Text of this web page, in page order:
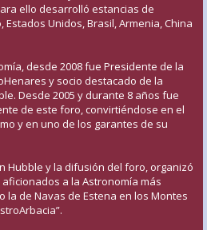
ello desarrolló estancias de
Unidos, Brasil, Armenia, China
desde 2008 fue Presidente de la
y socio destacado de la
Desde 2005 y durante 8 años fue
de este foro, convirtiéndose en el
y en uno de los garantes de su
Hubble y la difusión del foro, organizó
a la Astronomía más
la de Navas de Estena en los Montes